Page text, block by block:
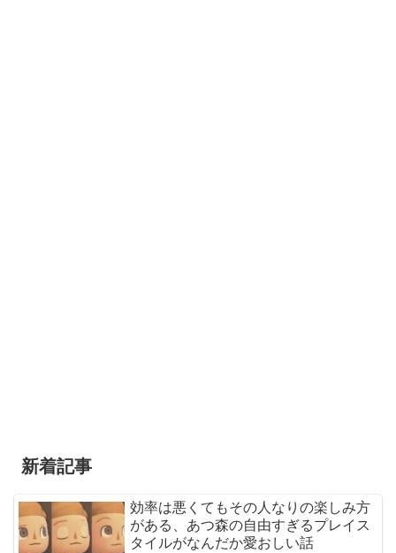
新着記事
効率は悪くてもその人なりの楽しみ方
がある、あつ森の自由すぎるプレイス
タイルがなんだか愛おしい話